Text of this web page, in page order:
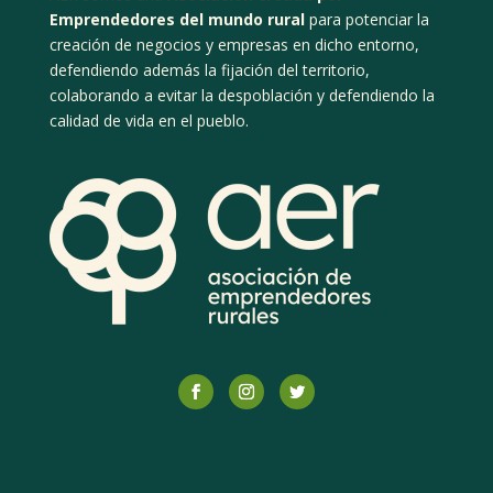
Emprendedores del mundo ruralpara potenciar la
creación de negocios y empresas en dicho entorno,
defendiendo además la fijación del territorio,
colaborando a evitar la despoblación y defendiendo la
calidad de vida en el pueblo.